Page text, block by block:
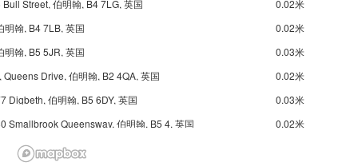
Bull Street, 伯明翰, B4 7LG, 英国
0.02米
明翰, B4 7LB, 英国
0.02米
明翰, B5 5JR, 英国
0.03米
Queens Drive, 伯明翰, B2 4QA, 英国
0.02米
Digbeth, 伯明翰, B5 6DY, 英国
0.03米
Smallbrook Queensway, 伯明翰, B5 4, 英国
0.02米
伯明翰, B2 4QA, 英国